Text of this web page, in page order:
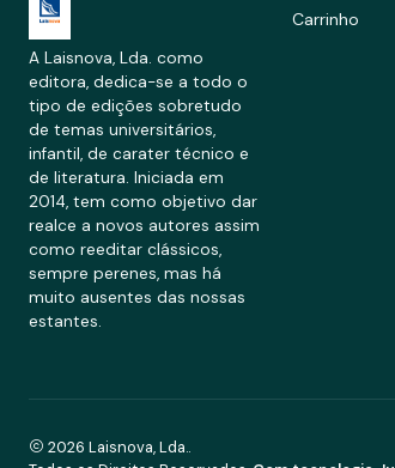
A Laisnova, Lda. como
editora, dedica-se a todo o
tipo de edições sobretudo
de temas universitários,
infantil, de carater técnico e
de literatura. Iniciada em
2014, tem como objetivo dar
realce a novos autores assim
como reeditar clássicos,
sempre perenes, mas há
muito ausentes das nossas
estantes.
Carrinho
2026 Laisnova, Lda..